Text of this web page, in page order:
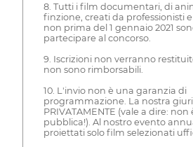
8. Tutti i film documentari, di
finzione, creati da professionisti
non prima del 1 gennaio 2021
partecipare al concorso.
9. Iscrizioni non verranno
non sono rimborsabili.
10. L'invio non è una garanzia di
programmazione. La nostra
PRIVATAMENTE (vale a dire:
pubblica!). Al nostro evento
proiettati solo film selezionati